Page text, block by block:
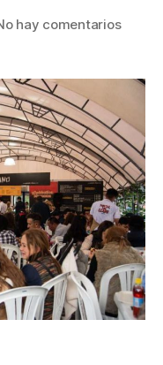
hay comentariosen
del
campo
y
la
de
más
de
3